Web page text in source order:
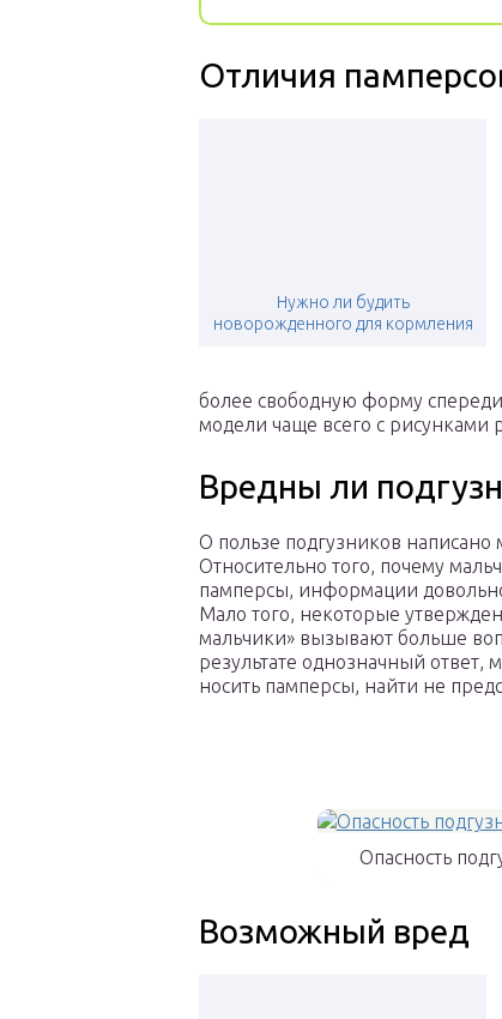
Отличия
Нужно ли будить
новорожденного для кормления
более свободную форму
модели чаще всего с рисунками
Вредны ли
О пользе подгузников написано
Относительно того, почему
памперсы, информации
Мало того, некоторые
мальчики» вызывают больше
результате однозначный ответ,
носить памперсы, найти не
Опасность
Возможный вред